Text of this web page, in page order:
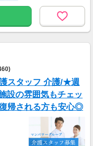
スタッフ 介護/★週
設の雰囲気もチェッ
帰される方も安心◎